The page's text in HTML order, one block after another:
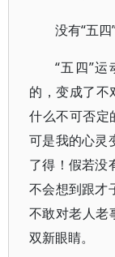
没有“五四
“五四”
的，变成了
什么不可否定
可是我的心灵
了得！假若没
不会想到跟才
不敢对老人老
双新眼睛。